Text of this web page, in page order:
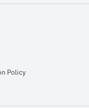
window
window
Policyopens in new window